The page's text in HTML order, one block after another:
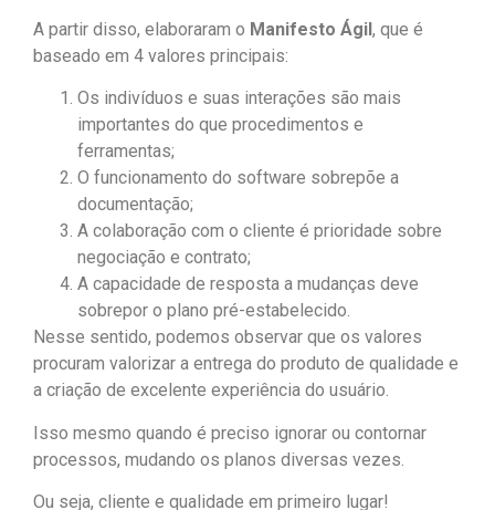
A partir disso, elaboraram o Manifesto Ágil, que é
baseado em 4 valores principais:
Os indivíduos e suas interações são mais
importantes do que procedimentos e
ferramentas;
O funcionamento do software sobrepõe a
documentação;
A colaboração com o cliente é prioridade sobre
negociação e contrato;
A capacidade de resposta a mudanças deve
sobrepor o plano pré-estabelecido.
Nesse sentido, podemos observar que os valores
procuram valorizar a entrega do produto de qualidade e
a criação de excelente experiência do usuário.
Isso mesmo quando é preciso ignorar ou contornar
processos, mudando os planos diversas vezes.
Ou seja, cliente e qualidade em primeiro lugar!